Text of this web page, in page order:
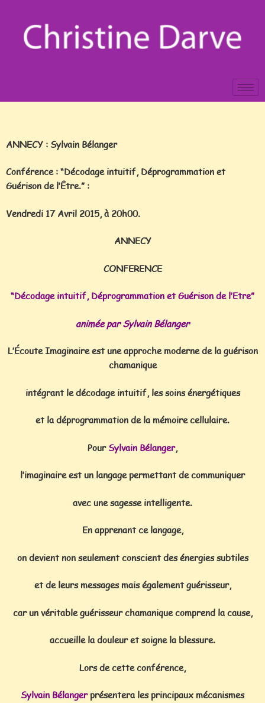
ANNECY : Sylvain Bélanger
Conférence : “Décodage intuitif, Déprogrammation et
Guérison de l’Être.” :
Vendredi 17 Avril 2015, à 20h00.
ANNECY
CONFERENCE
“Décodage intuitif, Déprogrammation et Guérison de l’Etre”
animée par Sylvain Bélanger
L’Écoute Imaginaire est une approche moderne de la guérison
chamanique
intégrant le décodage intuitif, les soins énergétiques
et la déprogrammation de la mémoire cellulaire.
PourSylvain Bélanger,
l’imaginaire est un langage permettant de communiquer
avec une sagesse intelligente.
En apprenant ce langage,
on devient non seulement conscient des énergies subtiles
et de leurs messages mais également guérisseur,
car un véritable guérisseur chamanique comprend la cause,
accueille la douleur et soigne la blessure.
Lors de cette conférence,
Sylvain Bélangerprésentera les principaux mécanismes